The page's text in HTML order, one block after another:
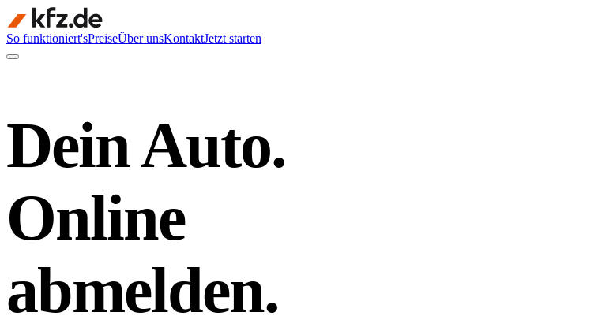
So funktioniert'sPreiseÜber unsKontaktJetzt starten
Dein Auto.
Online
abmelden.